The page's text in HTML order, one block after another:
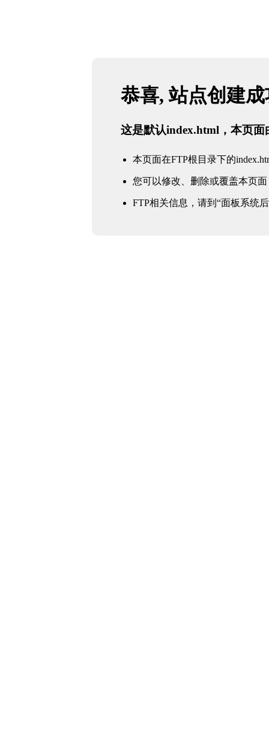
恭喜, 站点创建
这是默认index.html，本页面
本页面在FTP根目录下的
您可以修改、删除或覆盖本页面
FTP相关信息，请到“面板系统